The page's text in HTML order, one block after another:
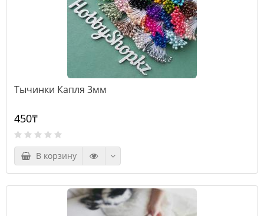
Тычинки Капля 3мм
450₸
В корзину